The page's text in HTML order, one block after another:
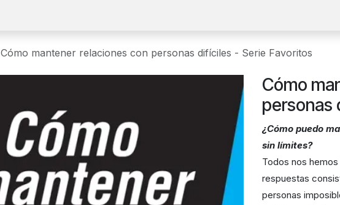
Cómo mantener relaciones con personas difíciles - Serie Favoritos
Cómo
personas
¿Cómo puedo
sin límites?
Todos nos
respuestas
personas